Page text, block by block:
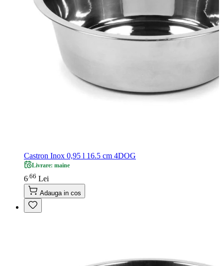
Castron Inox 0,95 l 16.5 cm 4DOG
Livrare: maine
6.66 Lei
Adauga in cos